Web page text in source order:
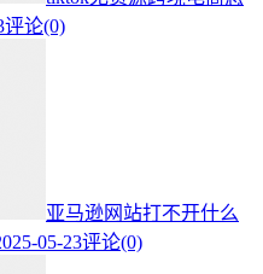
评论(0)
亚马逊网站打不开什么
05-23评论(0)